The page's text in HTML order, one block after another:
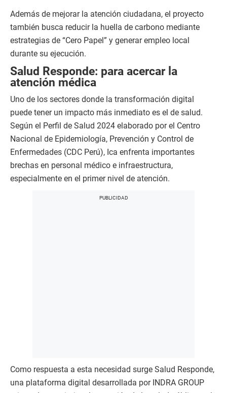
Además de mejorar la atención ciudadana, el proyecto
también busca reducir la huella de carbono mediante
estrategias de “Cero Papel” y generar empleo local
durante su ejecución.
Salud Responde: para acercar la
atención médica
Uno de los sectores donde la transformación digital
puede tener un impacto más inmediato es el de salud.
Según el Perfil de Salud 2024 elaborado por el Centro
Nacional de Epidemiología, Prevención y Control de
Enfermedades (CDC Perú), Ica enfrenta importantes
brechas en personal médico e infraestructura,
especialmente en el primer nivel de atención.
Como respuesta a esta necesidad surge Salud Responde,
una plataforma digital desarrollada por INDRA GROUP